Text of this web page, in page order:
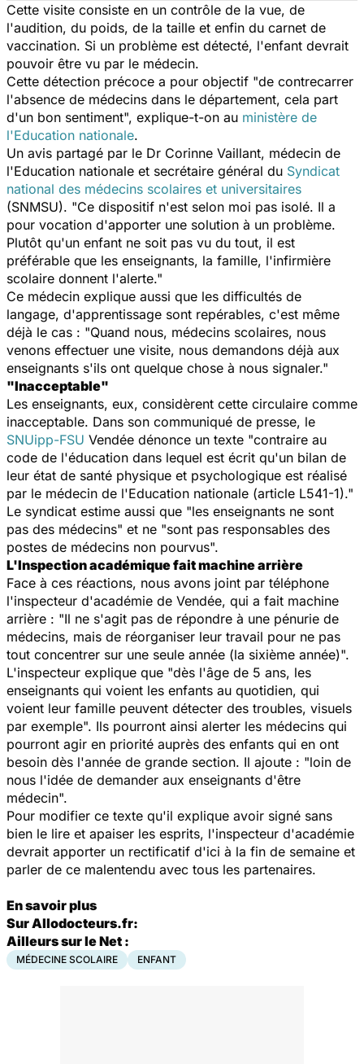
Cette visite consiste en un contrôle de la vue, de
l'audition, du poids, de la taille et enfin du carnet de
vaccination. Si un problème est détecté, l'enfant devrait
pouvoir être vu par le médecin.
Cette détection précoce a pour objectif "de contrecarrer
l'absence de médecins dans le département, cela part
d'un bon sentiment", explique-t-on au ministère de
l'Education nationale.
Un avis partagé par le Dr Corinne Vaillant, médecin de
l'Education nationale et secrétaire général du Syndicat
national des médecins scolaires et universitaires
(SNMSU). "Ce dispositif n'est selon moi pas isolé. Il a
pour vocation d'apporter une solution à un problème.
Plutôt qu'un enfant ne soit pas vu du tout, il est
préférable que les enseignants, la famille, l'infirmière
scolaire donnent l'alerte."
Ce médecin explique aussi que les difficultés de
langage, d'apprentissage sont repérables, c'est même
déjà le cas : "Quand nous, médecins scolaires, nous
venons effectuer une visite, nous demandons déjà aux
enseignants s'ils ont quelque chose à nous signaler."
"Inacceptable"
Les enseignants, eux, considèrent cette circulaire comme
inacceptable. Dans son communiqué de presse, le
SNUipp-FSU Vendée dénonce un texte "contraire au
code de l'éducation dans lequel est écrit qu'un bilan de
leur état de santé physique et psychologique est réalisé
par le médecin de l'Education nationale (article L541-1)."
Le syndicat estime aussi que "les enseignants ne sont
pas des médecins" et ne "sont pas responsables des
postes de médecins non pourvus".
L'Inspection académique fait machine arrière
Face à ces réactions, nous avons joint par téléphone
l'inspecteur d'académie de Vendée, qui a fait machine
arrière : "Il ne s'agit pas de répondre à une pénurie de
médecins, mais de réorganiser leur travail pour ne pas
tout concentrer sur une seule année (la sixième année)".
L'inspecteur explique que "dès l'âge de 5 ans, les
enseignants qui voient les enfants au quotidien, qui
voient leur famille peuvent détecter des troubles, visuels
par exemple". Ils pourront ainsi alerter les médecins qui
pourront agir en priorité auprès des enfants qui en ont
besoin dès l'année de grande section. Il ajoute : "loin de
nous l'idée de demander aux enseignants d'être
médecin".
Pour modifier ce texte qu'il explique avoir signé sans
bien le lire et apaiser les esprits, l'inspecteur d'académie
devrait apporter un rectificatif d'ici à la fin de semaine et
parler de ce malentendu avec tous les partenaires.
En savoir plus
Sur Allodocteurs.fr:
Ailleurs sur le Net :
MÉDECINE SCOLAIRE ENFANT